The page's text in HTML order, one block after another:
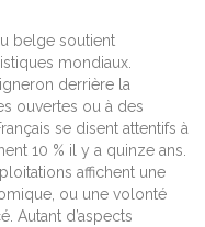
belge soutient
mondiaux.
derrière la
ouvertes ou à des
se disent attentifs à
10 % il y a quinze ans.
affichent une
ou une volonté
Autant d’aspects